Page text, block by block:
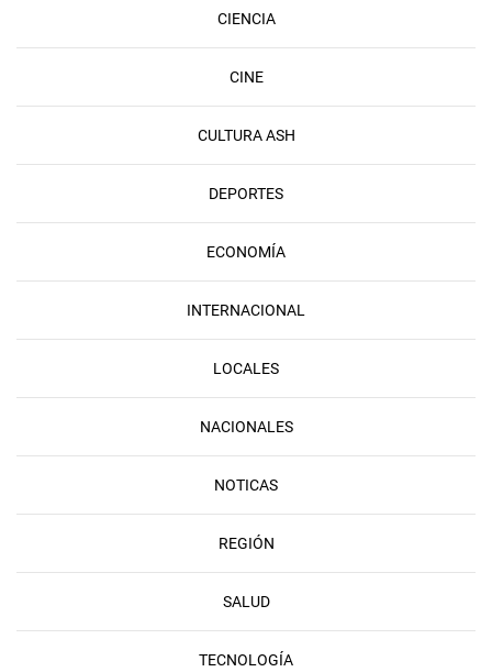
CIENCIA
CINE
CULTURA ASH
DEPORTES
ECONOMÍA
INTERNACIONAL
LOCALES
NACIONALES
NOTICAS
REGIÓN
SALUD
TECNOLOGÍA